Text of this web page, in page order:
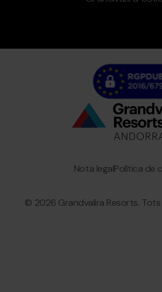
© 2026 Grandvalira Resorts.
GranvaliraPolítica de
Nota legal